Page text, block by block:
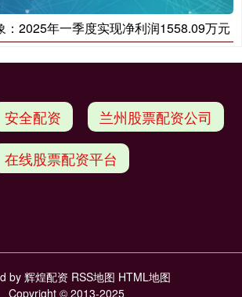
：2025年一季度实现净利润1558.09万元
安全配资 兰州股票配资公司
在线股票配资平台
by 辉煌配资 RSS地图 HTML地图
Copyright © 2013-2025